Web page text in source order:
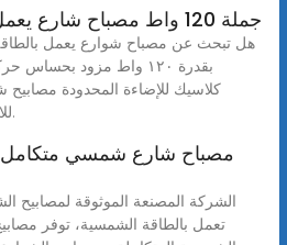
جملة 120 واط مصباح شارع يعمل بالطاقة الشمسية مع
بقدرة ١٢٠ واط مزود
كلاسيك للإضاءة المحدودة
للاستخدامات التجارية والسكنية.
مصباح شارع شمسي
تعمل بالطاقة الشمسية، توفر